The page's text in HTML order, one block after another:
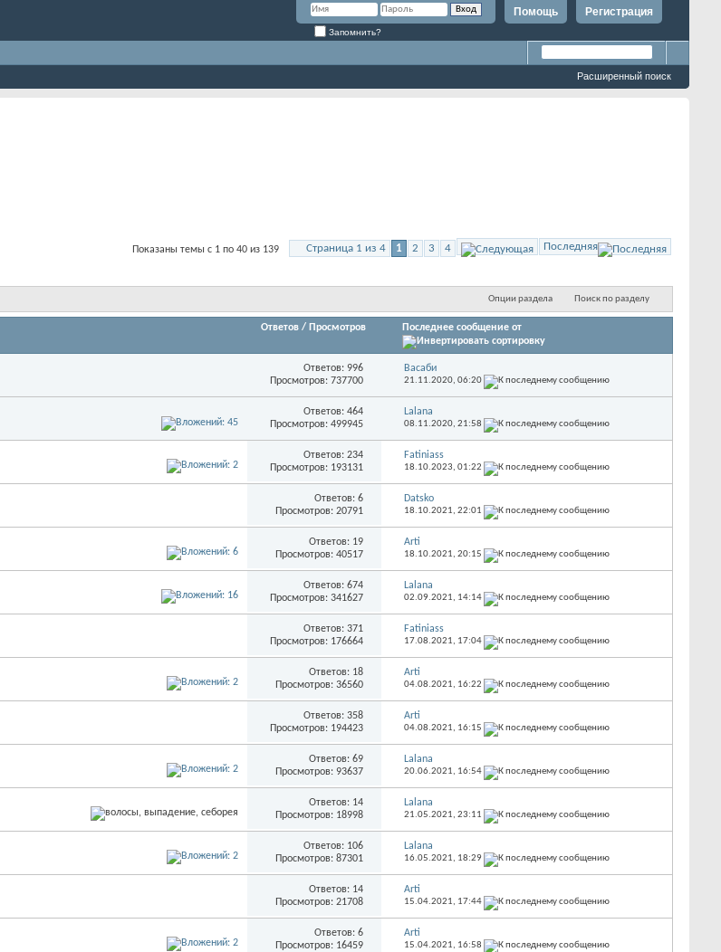
Регистрация
Помощь
Запомнить?
Расширенный поиск
Страница 1 из 4 1 2 3 4 Последняя
Показаны темы с 1 по 40 из 139
Опции раздела Поиск по разделу
Ответов / Просмотров Последнее сообщение от
Ответов: 996
Просмотров: 737700
Васаби
21.11.2020, 06:20
Ответов: 464
Просмотров: 499945
Lalana
08.11.2020, 21:58
Ответов: 234
Просмотров: 193131
Fatiniass
18.10.2023, 01:22
Ответов: 6
Просмотров: 20791
Datsko
18.10.2021, 22:01
Ответов: 19
Просмотров: 40517
Arti
18.10.2021, 20:15
Ответов: 674
Просмотров: 341627
Lalana
02.09.2021, 14:14
Ответов: 371
Просмотров: 176664
Fatiniass
17.08.2021, 17:04
Ответов: 18
Просмотров: 36560
Arti
04.08.2021, 16:22
Ответов: 358
Просмотров: 194423
Arti
04.08.2021, 16:15
Ответов: 69
Просмотров: 93637
Lalana
20.06.2021, 16:54
Ответов: 14
Просмотров: 18998
Lalana
21.05.2021, 23:11
Ответов: 106
Просмотров: 87301
Lalana
16.05.2021, 18:29
Ответов: 14
Просмотров: 21708
Arti
15.04.2021, 17:44
Ответов: 6
Просмотров: 16459
Arti
15.04.2021, 16:58